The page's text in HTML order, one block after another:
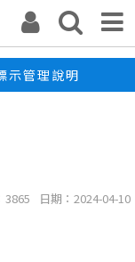
示管理說明
3865 日期：2024-04-10